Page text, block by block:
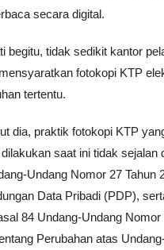
secara digital.
begitu, tidak sedikit kantor
fotokopi KTP
tertentu.
dia, praktik fotokopi KTP
saat ini tidak sejalan
Undang Nomor 27 Tahun
Data Pribadi (PDP),
84 Undang-Undang Nomor
Perubahan atas